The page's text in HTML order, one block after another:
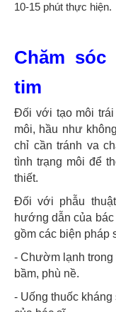
10-15 phút thực hiện.
Chăm
tim
Đối với tạo môi trái
môi, hầu như
chỉ cần tránh va
tình trạng môi để
thiết.
Đối với phẫu
hướng dẫn của
gồm các biện pháp
- Chườm lạnh trong
bầm, phù nề.
- Uống thuốc